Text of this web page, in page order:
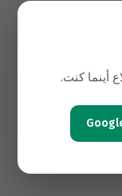
أينما كنت.